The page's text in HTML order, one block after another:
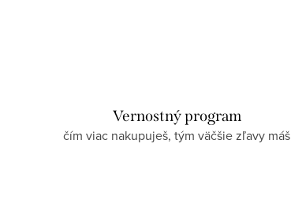
Vernostný program
čím viac nakupuješ, tým väčšie zľavy máš